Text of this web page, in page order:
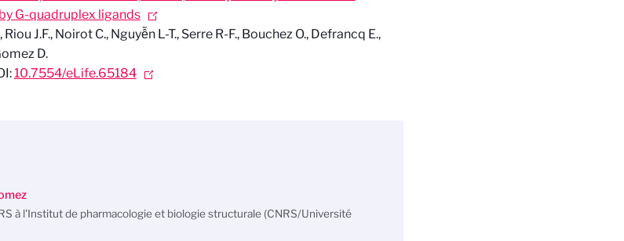
G-quadruplex ligands
Riou J.F., Noirot C., Nguyễn L-T., Serre R-F., Bouchez O., Defrancq E.,
D.
10.7554/eLife.65184
à l'Institut de pharmacologie et biologie structurale (CNRS/Université